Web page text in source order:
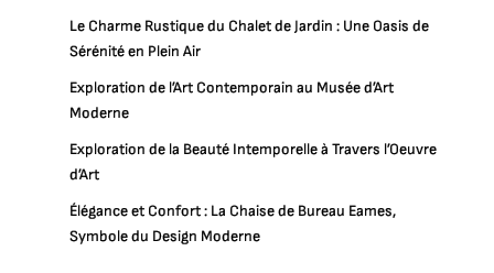
Le Charme Rustique du Chalet de Jardin : Une Oasis de
Sérénité en Plein Air
Exploration de l’Art Contemporain au Musée d’Art
Moderne
Exploration de la Beauté Intemporelle à Travers l’Oeuvre
d’Art
Élégance et Confort : La Chaise de Bureau Eames,
Symbole du Design Moderne